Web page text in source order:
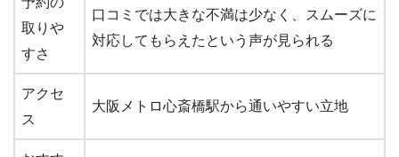
取りや
すさ
口コミでは大きな不満は少なく、スムーズに
対応してもらえたという声が見られる
アクセ
ス
大阪メトロ心斎橋駅から通いやすい立地